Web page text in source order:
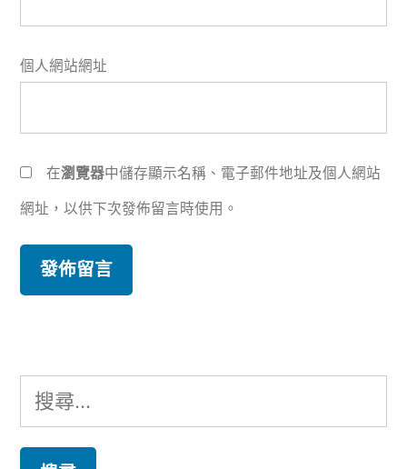
個人網站網址
在瀏覽器中儲存顯示名稱、電子郵件地址及個人網站
網址，以供下次發佈留言時使用。
搜
尋